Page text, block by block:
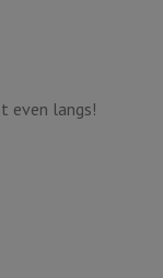
even langs!